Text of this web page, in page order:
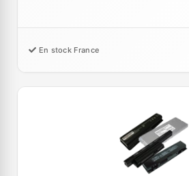
En stock France